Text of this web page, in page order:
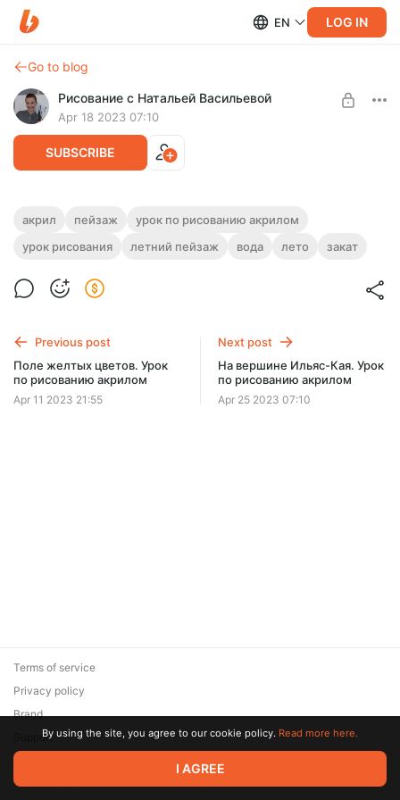
EN LOG IN
Go to blog
Рисование с Натальей Васильевой
Apr 18 2023 07:10
SUBSCRIBE
Закат на Енисее. Урок по рисованию
акрилом
красками. Продолжительность - 56 минут.
Level required:
акрил пейзаж
урок по рисованию акрилом
урок рисования
летний пейзаж вода лето закат
Previous post
Поле желтых цветов. Урок
по рисованию акрилом
Apr 11 2023 21:55
Next post
На вершине Ильяс-Кая. Урок
по рисованию акрилом
Apr 25 2023 07:10
© 2026 Zaya Solutions Limited. All rights reserved. All trademarks
are the property of their respective owners.
Terms of service
Privacy policy
Brand
SupportBy using the site, you agree to our cookie policy. Read more here.
I AGREE